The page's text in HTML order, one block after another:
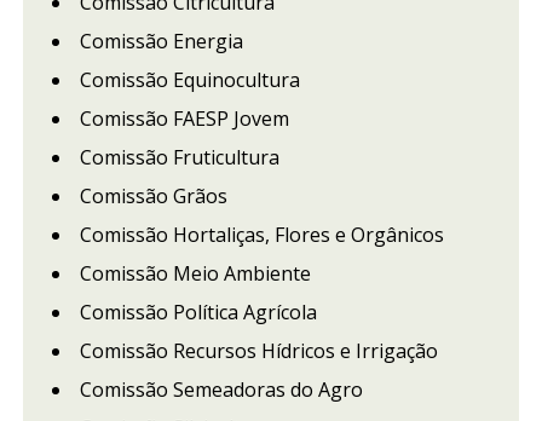
Comissão Energia
Comissão Equinocultura
Comissão FAESP Jovem
Comissão Fruticultura
Comissão Grãos
Comissão Hortaliças, Flores e Orgânicos
Comissão Meio Ambiente
Comissão Política Agrícola
Comissão Recursos Hídricos e Irrigação
Comissão Semeadoras do Agro